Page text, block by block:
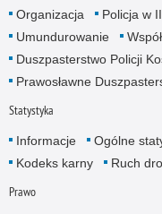
Organizacja
Policja w
Umundurowanie
Duszpasterstwo Policji
Prawosławne
Statystyka
Informacje Ogólne
Kodeks karny
Ruch
Prawo